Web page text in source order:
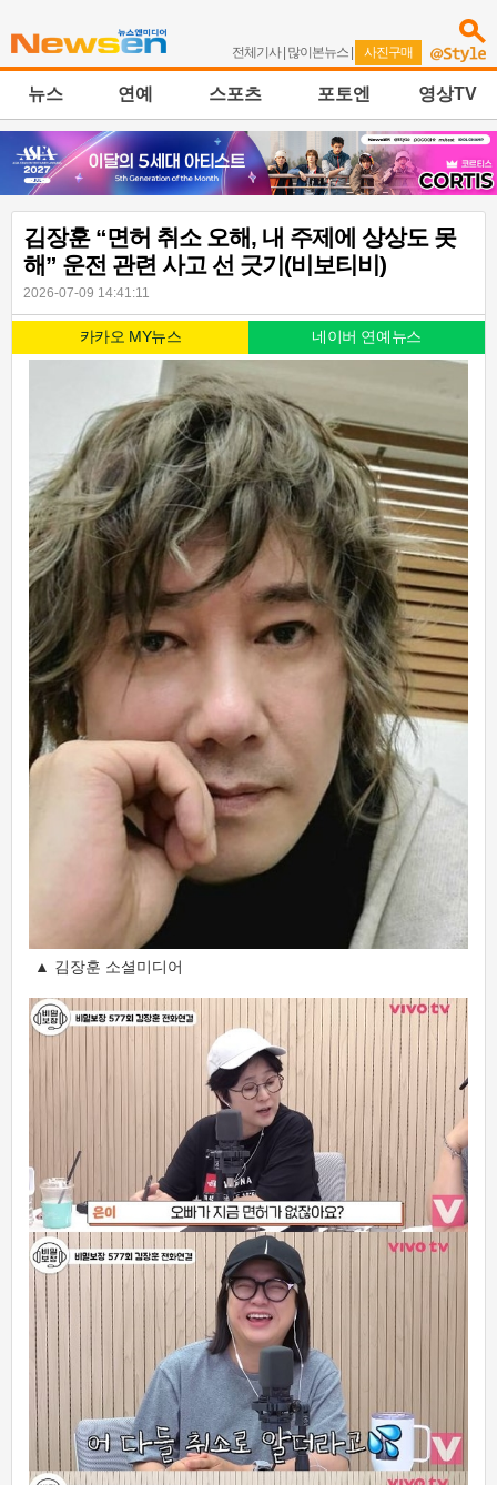
전체기사| 많이본뉴스 | 사진구매
뉴스 연예 스포츠 포토엔 영상TV
김장훈 “면허 취소 오해, 내 주제에 상상도 못
해” 운전 관련 사고 선 긋기(비보티비)
2026-07-09 14:41:11
카카오 MY뉴스 네이버 연예뉴스
▲ 김장훈 소셜미디어